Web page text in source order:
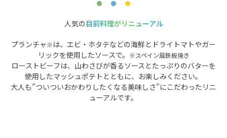
人気の 目前料理がリニューアル
プランチャ※は、エビ・ホタテなどの海鮮とドライトマトやガー
リックを使用したソースで。 ※スペイン風鉄板焼き
ローストビーフは、山わさびが香るソースとたっぷりのバターを
使用したマッシュポテトとともに、お楽しみください。
大人も”ついついおかわりしたくなる美味しさ”にこだわったリニ
ューアルです。